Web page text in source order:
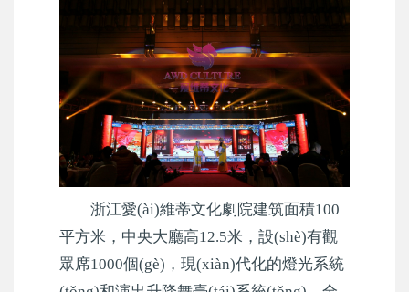
浙江愛(ài)維蒂文化劇院建筑面積100
平方米，中央大廳高12.5米，設(shè)有觀
眾席1000個(gè)，現(xiàn)代化的燈光系統